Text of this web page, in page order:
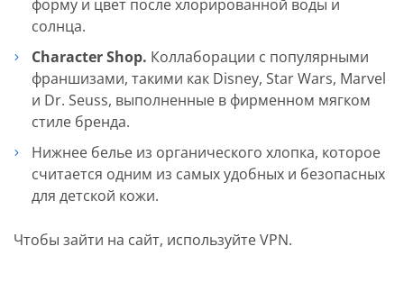
форму и цвет после хлорированной воды и
солнца.
Character Shop. Коллаборации с популярными
франшизами, такими как Disney, Star Wars, Marvel
и Dr. Seuss, выполненные в фирменном мягком
стиле бренда.
Нижнее белье из органического хлопка, которое
считается одним из самых удобных и безопасных
для детской кожи.
Чтобы зайти на сайт, используйте VPN.